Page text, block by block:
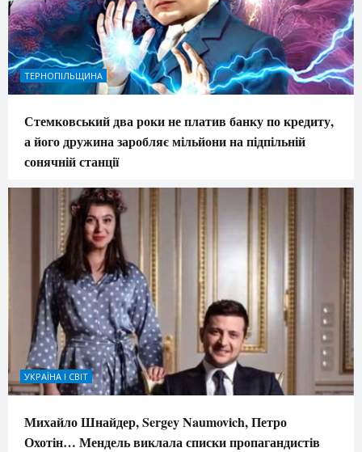
ТЕРНОПІЛЬЩИНА
Стемковський два роки не платив банку по кредиту,
а його дружина заробляє мільйони на підпільній
сонячній станції
УКРАЇНА І СВІТ
Михайло Шнайдер, Sergey Naumovich, Петро
Охотін… Мендель виклала списки пропагандистів